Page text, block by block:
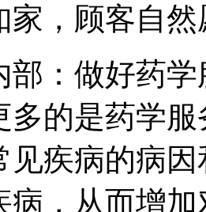
家，顾客自
做好药学
多的是药学
见疾病的病
病，从而增